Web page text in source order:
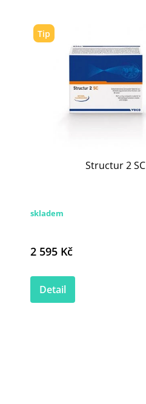
Tip
Structur 2 SC
skladem
2 595 Kč
Detail